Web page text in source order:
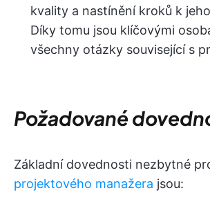
kvality a nastínění kroků k
Díky tomu jsou klíčovými
všechny otázky související s
Požadované
Základní dovednosti nezbytné
projektového manažera jsou: